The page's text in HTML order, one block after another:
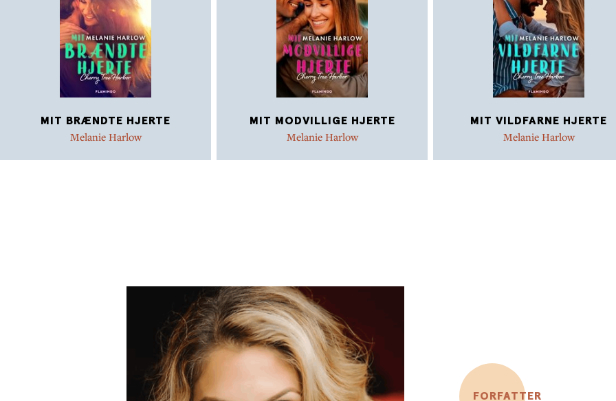
MIT BRÆNDTE HJERTE
Melanie Harlow
MIT MODVILLIGE HJERTE
Melanie Harlow
MIT VILDFARNE HJERTE
Melanie Harlow
FORFATTER